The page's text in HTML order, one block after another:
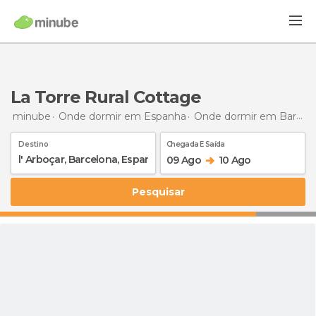
La Torre Rural Cottage
minube Onde dormir em Espanha Onde dormir em Barcelona
Destino Chegada E Saída
09 Ago 10 Ago
Pesquisar